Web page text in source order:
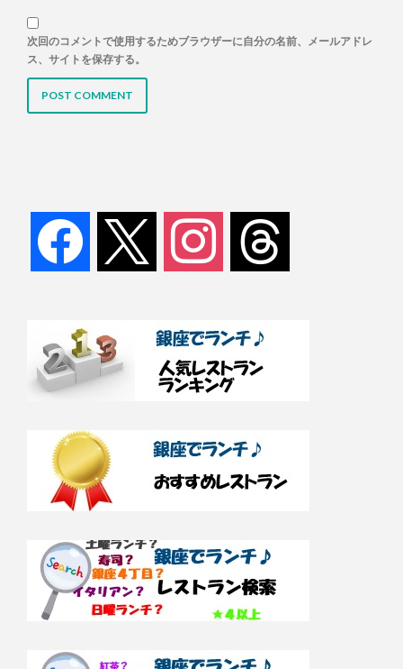
次回のコメントで使用するためブラウザーに自分の名前、メールアドレ
ス、サイトを保存する。
facebook instagram threads